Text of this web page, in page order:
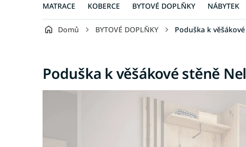
MATRACE KOBERCE BYTOVÉ DOPLŇKY NÁBYTEK
Domů BYTOVÉ DOPLŇKY Poduška k
Poduška k věšákové stěně